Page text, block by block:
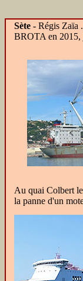
Sète - Régis Zaïa
BROTA en 2015,
Au J
Au quai Colbert le
la panne d'un